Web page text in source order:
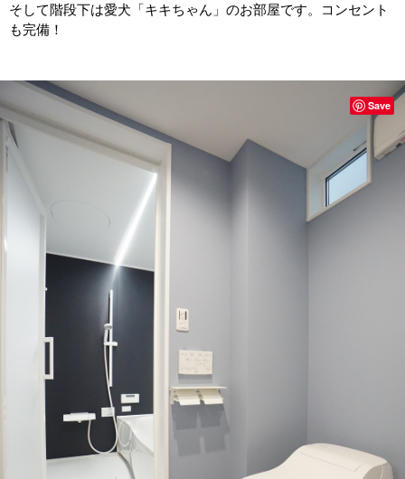
そして階段下は愛犬「キキちゃん」のお部屋です。コンセント
も完備！
Save